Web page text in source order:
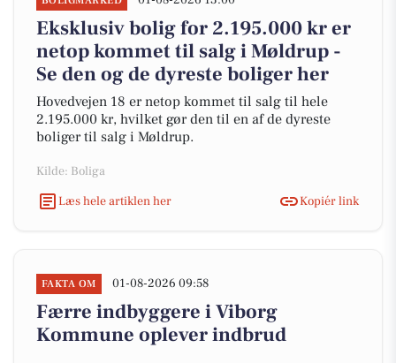
Eksklusiv bolig for 2.195.000 kr er
netop kommet til salg i Møldrup -
Se den og de dyreste boliger her
Hovedvejen 18 er netop kommet til salg til hele
2.195.000 kr, hvilket gør den til en af de dyreste
boliger til salg i Møldrup.
Kilde: Boliga
Læs hele artiklen her
Kopiér link
FAKTA OM 01-08-2026 09:58
Færre indbyggere i Viborg
Kommune oplever indbrud